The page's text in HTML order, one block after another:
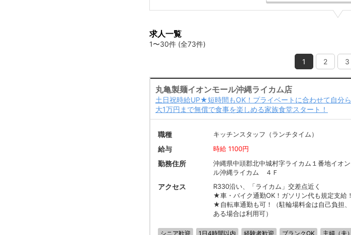
求人一覧
1〜30件 (全73件)
1 2 3
丸亀製麺イオンモール沖縄ライカム店
土日祝時給UP★短時間もOK！プライベートに合わせて自分
大1万円まで無償で食事を楽しめる家族食堂スタート！
職種 キッチンスタッフ（ランチタイム）
給与 時給 1100円
勤務住所
沖縄県中頭郡北中城村字ライカム１番地イオ
ル沖縄ライカム ４Ｆ
アクセス
R330沿い、「ライカム」交差点近く
★車・バイク通勤OK！ガソリン代も規定支給！
★自転車通勤も可！（駐輪場料金は自己負担
ある場合は利用可）
シニア歓迎 1日4時間以内 経験者歓迎 ブランクOK
主婦（夫